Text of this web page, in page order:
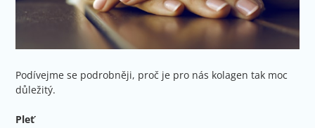
Podívejme se podrobněji, proč je pro nás kolagen tak moc
důležitý.
Pleť